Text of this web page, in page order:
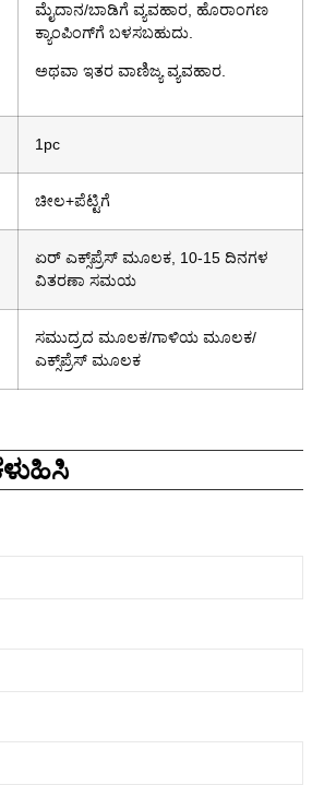
ಮೈದಾನ/ಬಾಡಿಗೆ ವ್ಯವಹಾರ, ಹೊರಾಂಗಣ
ಕ್ಯಾಂಪಿಂಗ್‌ಗೆ ಬಳಸಬಹುದು.
ಅಥವಾ ಇತರ ವಾಣಿಜ್ಯ ವ್ಯವಹಾರ.
1pc
ಚೀಲ+ಪೆಟ್ಟಿಗೆ
ಏರ್ ಎಕ್ಸ್‌ಪ್ರೆಸ್ ಮೂಲಕ, 10-15 ದಿನಗಳ
ವಿತರಣಾ ಸಮಯ
ಸಮುದ್ರದ ಮೂಲಕ/ಗಾಳಿಯ ಮೂಲಕ/
ಎಕ್ಸ್‌ಪ್ರೆಸ್ ಮೂಲಕ